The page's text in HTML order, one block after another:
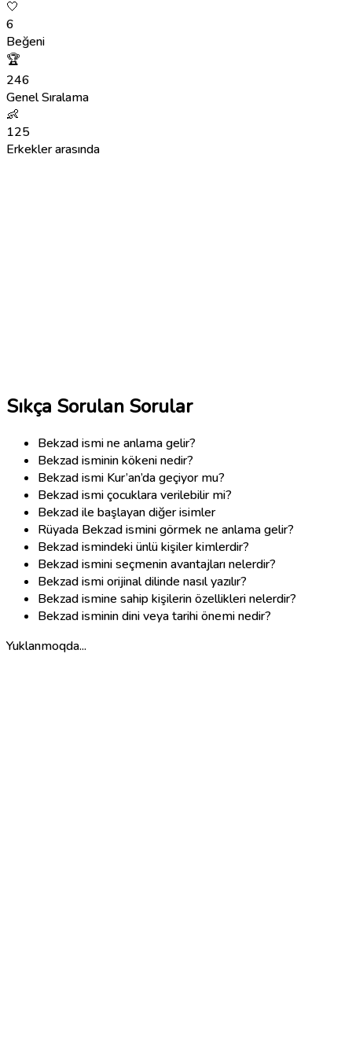
🤍
6
Beğeni
🏆
246
Genel Sıralama
👶
125
Erkekler arasında
Sıkça Sorulan Sorular
Bekzad ismi ne anlama gelir?
Bekzad isminin kökeni nedir?
Bekzad ismi Kur’an’da geçiyor mu?
Bekzad ismi çocuklara verilebilir mi?
Bekzad ile başlayan diğer isimler
Rüyada Bekzad ismini görmek ne anlama gelir?
Bekzad ismindeki ünlü kişiler kimlerdir?
Bekzad ismini seçmenin avantajları nelerdir?
Bekzad ismi orijinal dilinde nasıl yazılır?
Bekzad ismine sahip kişilerin özellikleri nelerdir?
Bekzad isminin dini veya tarihi önemi nedir?
Yuklanmoqda...